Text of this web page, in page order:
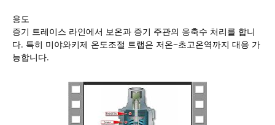
용도
증기 트레이스 라인에서 보온과 증기 주관의 응축수 처리를 합니
다. 특히 미야와키제 온도조절 트랩은 저온~초고온역까지 대응 가
능합니다.